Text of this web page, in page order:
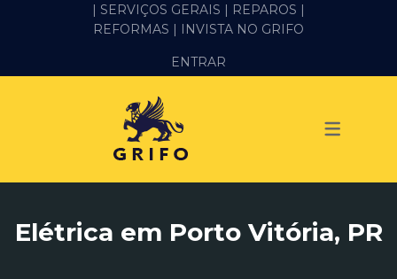
ALVENARIA E PEDREIRO
IMPERMEABILIZAÇÃO
| SERVIÇOS GERAIS | REPAROS |
REFORMAS | INVISTA NO GRIFO
ENTRAR
Elétrica em Porto Vitória, PR